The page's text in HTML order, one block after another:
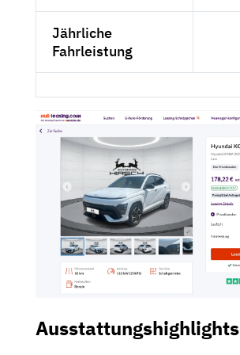
Jährliche
Fahrleistung
Ausstattungshighlights